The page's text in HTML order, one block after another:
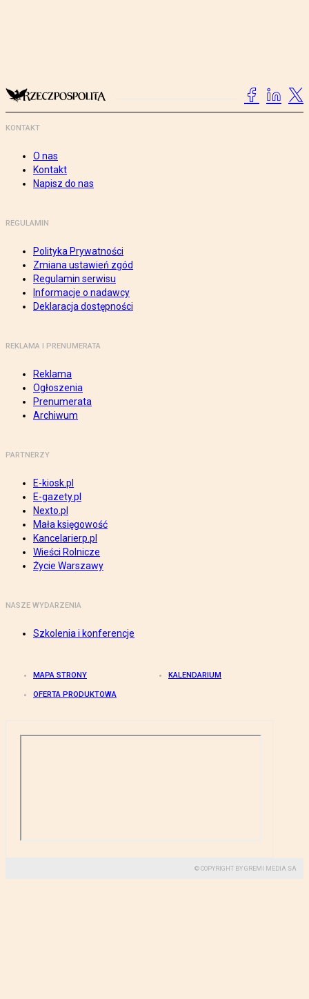
KONTAKT
O nas
Kontakt
Napisz do nas
REGULAMIN
Polityka Prywatności
Zmiana ustawień zgód
Regulamin serwisu
Informacje o nadawcy
Deklaracja dostępności
REKLAMA I PRENUMERATA
Reklama
Ogłoszenia
Prenumerata
Archiwum
PARTNERZY
E-kiosk.pl
E-gazety.pl
Nexto.pl
Mała księgowość
Kancelarierp.pl
Wieści Rolnicze
Życie Warszawy
NASZE WYDARZENIA
Szkolenia i konferencje
MAPA STRONY KALENDARIUM
OFERTA PRODUKTOWA
© COPYRIGHT BY GREMI MEDIA SA